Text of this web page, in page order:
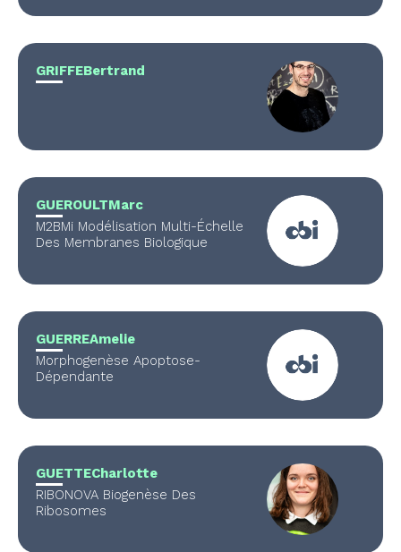
GRIFFEBertrand
GUEROULTMarc
M2BMi Modélisation Multi-Échelle
Des Membranes Biologique
GUERREAmelie
Morphogenèse Apoptose-
Dépendante
GUETTECharlotte
RIBONOVA Biogenèse Des
Ribosomes